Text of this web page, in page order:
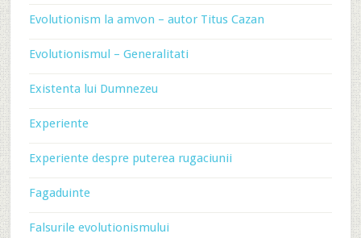
Evolutionism la amvon – autor Titus Cazan
Evolutionismul – Generalitati
Existenta lui Dumnezeu
Experiente
Experiente despre puterea rugaciunii
Fagaduinte
Falsurile evolutionismului